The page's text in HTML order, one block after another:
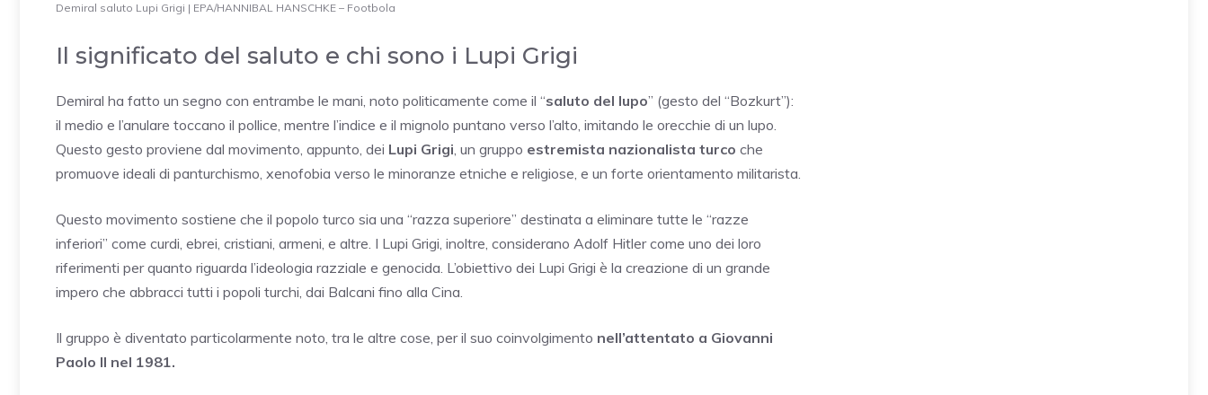
Demiral saluto Lupi Grigi | EPA/HANNIBAL HANSCHKE – Footbola
Il significato del saluto e chi sono i Lupi Grigi
Demiral ha fatto un segno con entrambe le mani, noto politicamente come il “saluto del lupo” (gesto del “Bozkurt”):
il medio e l’anulare toccano il pollice, mentre l’indice e il mignolo puntano verso l’alto, imitando le orecchie di un lupo.
Questo gesto proviene dal movimento, appunto, dei Lupi Grigi, un gruppo estremista nazionalista turco che
promuove ideali di panturchismo, xenofobia verso le minoranze etniche e religiose, e un forte orientamento militarista.
Questo movimento sostiene che il popolo turco sia una “razza superiore” destinata a eliminare tutte le “razze
inferiori” come curdi, ebrei, cristiani, armeni, e altre. I Lupi Grigi, inoltre, considerano Adolf Hitler come uno dei loro
riferimenti per quanto riguarda l’ideologia razziale e genocida. L’obiettivo dei Lupi Grigi è la creazione di un grande
impero che abbracci tutti i popoli turchi, dai Balcani fino alla Cina.
Il gruppo è diventato particolarmente noto, tra le altre cose, per il suo coinvolgimento nell’attentato a Giovanni
Paolo II nel 1981.